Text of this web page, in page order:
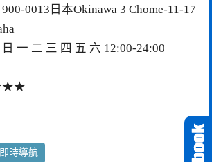
0013日本Okinawa 3 Chome-11-17
一 二 三 四 五 六 12:00-24:00
時導航